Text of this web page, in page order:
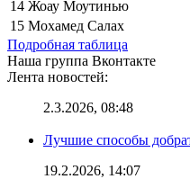
14 Жоау Моутинью
15 Мохамед Салах
Подробная таблица
Наша группа Вконтакте
Лента новостей:
2.3.2026, 08:48
Лучшие способы
19.2.2026, 14:07